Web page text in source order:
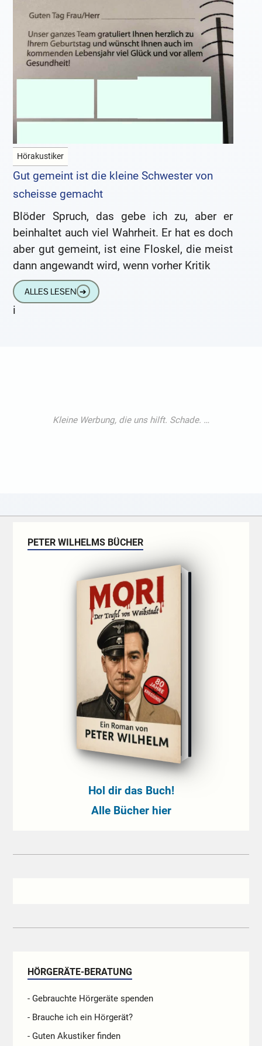
Hörakustiker
Gut gemeint ist die kleine Schwester von
scheisse gemacht
Blöder Spruch, das gebe ich zu, aber er
beinhaltet auch viel Wahrheit. Er hat es doch
aber gut gemeint, ist eine Floskel, die meist
dann angewandt wird, wenn vorher Kritik
ALLES LESEN ➔
i
PETER WILHELMS BÜCHER
Hol dir das Buch!
Alle Bücher hier
HÖRGERÄTE-BERATUNG
- Gebrauchte Hörgeräte spenden
- Brauche ich ein Hörgerät?
- Guten Akustiker finden